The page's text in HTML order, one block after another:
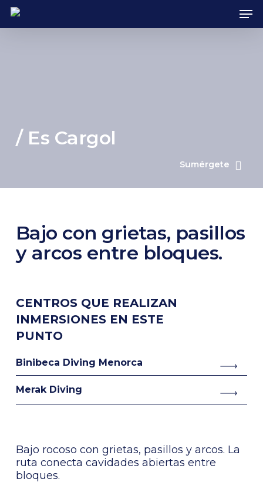
Skip
/ Es Cargol
Sumérgete
Bajo con grietas, pasillos
y arcos entre bloques.
CENTROS QUE REALIZAN
INMERSIONES EN ESTE
PUNTO
Binibeca Diving Menorca
Merak Diving
Bajo rocoso con grietas, pasillos y arcos. La
ruta conecta cavidades abiertas entre
bloques.